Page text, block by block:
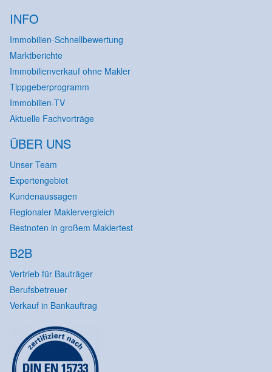
INFO
Immobilien-Schnellbewertung
Marktberichte
Immobilienverkauf ohne Makler
Tippgeberprogramm
Immobilien-TV
Aktuelle Fachvorträge
ÜBER UNS
Unser Team
Expertengebiet
Kundenaussagen
Regionaler Maklervergleich
Bestnoten in großem Maklertest
B2B
Vertrieb für Bauträger
Berufsbetreuer
Verkauf in Bankauftrag